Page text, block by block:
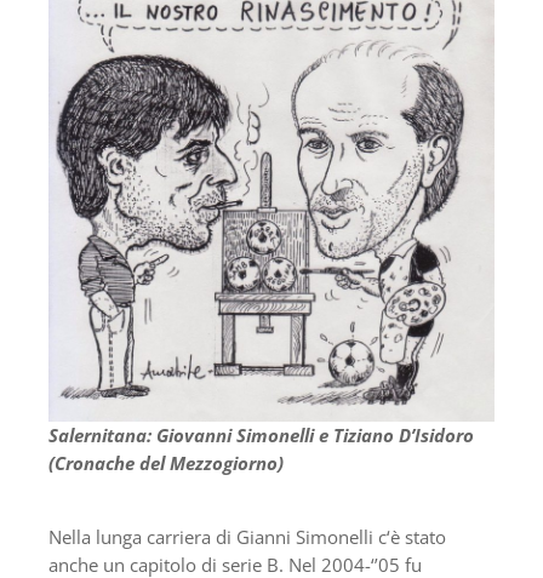
Salernitana: Giovanni Simonelli e Tiziano D’Isidoro
(Cronache del Mezzogiorno)
Nella lunga carriera di Gianni Simonelli c‘è stato
anche un capitolo di serie B. Nel 2004-‘’05 fu